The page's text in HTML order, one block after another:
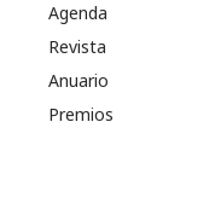
Agenda
Revista
Anuario
Premios